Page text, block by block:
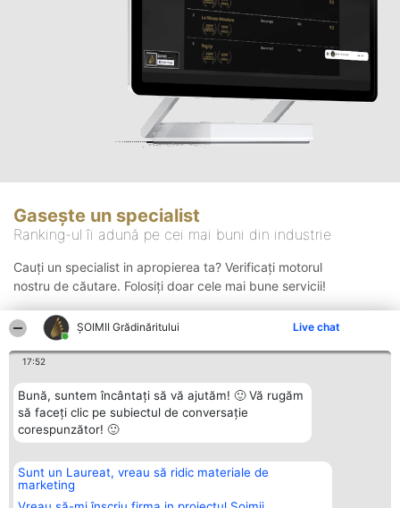
ȘOIMII Grădinăritului Live chat
17:52
Bună, suntem încântați să vă ajutăm! 🙂 Vă rugăm
să faceți clic pe subiectul de conversație
corespunzător! 🙂
Sunt un Laureat, vreau să ridic materiale de
marketing
Gasește un specialist
Ranking-ul îi adună pe cei mai buni din industrie
Cauți un specialist in apropierea ta? Verificați motorul
nostru de căutare. Folosiți doar cele mai bune servicii!
Organizator Ranking
BRIGHT SOLUTIONS BR SRL
Aleea Timisul De Sus 2 Bl. A30
Plebiscyt
Lista Tuturor
Contact